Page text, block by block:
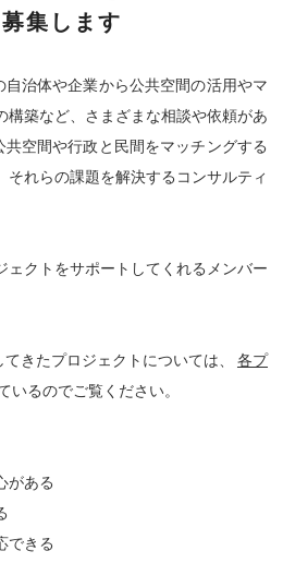
集します
治体や企業から公共空間の活用やマ
構築など、さまざまな相談や依頼があ
空間や行政と民間をマッチングする
それらの課題を解決するコンサルティ
ェクトをサポートしてくれるメンバー
きたプロジェクトについては、
各プ
いるのでご覧ください。
がある
できる